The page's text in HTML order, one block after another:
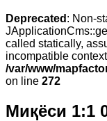
Deprecated : Non-
called statically,
incompatible
/var/www/
on line 272
Миқёси 1:1